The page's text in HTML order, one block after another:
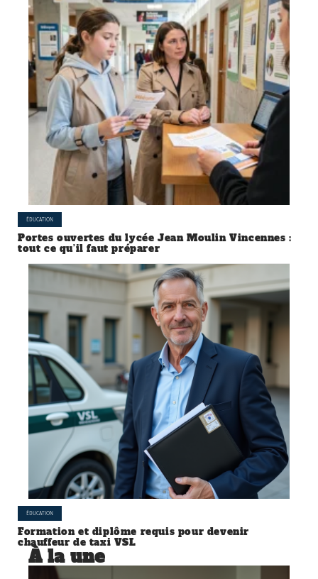
ÉDUCATION
Portes ouvertes du lycée Jean Moulin Vincennes :
tout ce qu’il faut préparer
ÉDUCATION
Formation et diplôme requis pour devenir
chauffeur de taxi VSL
À la une